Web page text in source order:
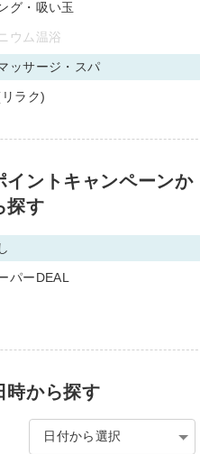
グ・吸い玉
ウム温浴
ッサージ・スパ
ラク)
イントキャンペーンか
探す
パーDEAL
時から探す
日付から選択